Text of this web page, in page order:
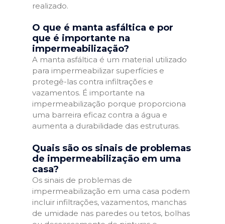
realizado.
O que é manta asfáltica e por
que é importante na
impermeabilização?
A manta asfáltica é um material utilizado
para impermeabilizar superfícies e
protegê-las contra infiltrações e
vazamentos. É importante na
impermeabilização porque proporciona
uma barreira eficaz contra a água e
aumenta a durabilidade das estruturas.
Quais são os sinais de problemas
de impermeabilização em uma
casa?
Os sinais de problemas de
impermeabilização em uma casa podem
incluir infiltrações, vazamentos, manchas
de umidade nas paredes ou tetos, bolhas